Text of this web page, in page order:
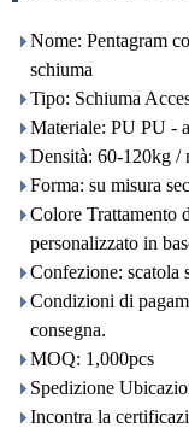
Nome: Pentagram
schiuma
Tipo: Schiuma
Materiale: PU PU -
Densità: 60-120kg /
Forma: su misura
Colore Trattamento
personalizzato in
Confezione: scatola
Condizioni di
consegna.
MOQ: 1,000pcs
Spedizione
Incontra la